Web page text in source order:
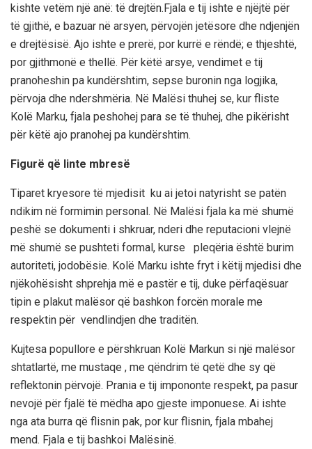
kishte vetëm një anë: të drejtën.Fjala e tij ishte e njëjtë për
të gjithë, e bazuar në arsyen, përvojën jetësore dhe ndjenjën
e drejtësisë. Ajo ishte e prerë, por kurrë e rëndë; e thjeshtë,
por gjithmonë e thellë. Për këtë arsye, vendimet e tij
pranoheshin pa kundërshtim, sepse buronin nga logjika,
përvoja dhe ndershmëria. Në Malësi thuhej se, kur fliste
Kolë Marku, fjala peshohej para se të thuhej, dhe pikërisht
për këtë ajo pranohej pa kundërshtim.
Figurë që linte mbresë
Tiparet kryesore të mjedisit ku ai jetoi natyrisht se patën
ndikim në formimin personal. Në Malësi fjala ka më shumë
peshë se dokumenti i shkruar, nderi dhe reputacioni vlejnë
më shumë se pushteti formal, kurse
pleqëria është burim
autoriteti, jodobësie. Kolë Marku ishte fryt i këtij mjedisi dhe
njëkohësisht shprehja më e pastër e tij, duke përfaqësuar
tipin e plakut malësor që bashkon forcën morale me
respektin për vendlindjen dhe traditën.
Kujtesa popullore e përshkruan Kolë Markun si një malësor
shtatlartë, me mustaqe , me qëndrim të qetë dhe sy që
reflektonin përvojë. Prania e tij impononte respekt, pa pasur
nevojë për fjalë të mëdha apo gjeste imponuese. Ai ishte
nga ata burra që flisnin pak, por kur flisnin, fjala mbahej
mend. Fjala e tij bashkoi Malësinë.